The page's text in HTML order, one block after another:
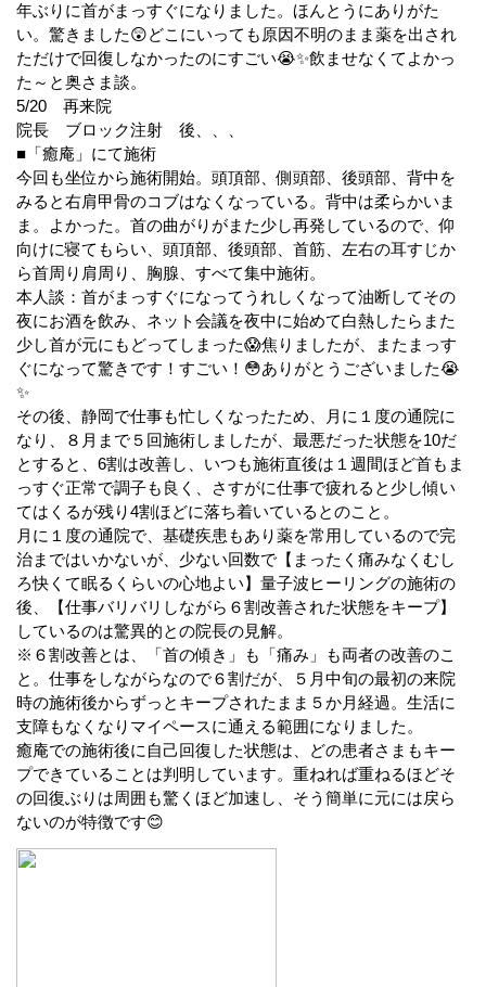
年ぶりに首がまっすぐになりました。ほんとうにありがた
い。驚きました😲どこにいっても原因不明のまま薬を出され
ただけで回復しなかったのにすごい😭✨飲ませなくてよかっ
た～と奥さま談。
5/20 再来院
院長 ブロック注射 後、、、
■「癒庵」にて施術
今回も坐位から施術開始。頭頂部、側頭部、後頭部、背中を
みると右肩甲骨のコブはなくなっている。背中は柔らかいま
ま。よかった。首の曲がりがまた少し再発しているので、仰
向けに寝てもらい、頭頂部、後頭部、首筋、左右の耳すじか
ら首周り肩周り、胸腺、すべて集中施術。
本人談：首がまっすぐになってうれしくなって油断してその
夜にお酒を飲み、ネット会議を夜中に始めて白熱したらまた
少し首が元にもどってしまった😱焦りましたが、またまっす
ぐになって驚きです！すごい！😳ありがとうございました😭
✨
その後、静岡で仕事も忙しくなったため、月に１度の通院に
なり、８月まで５回施術しましたが、最悪だった状態を10だ
とすると、6割は改善し、いつも施術直後は１週間ほど首もま
っすぐ正常で調子も良く、さすがに仕事で疲れると少し傾い
てはくるが残り4割ほどに落ち着いているとのこと。
月に１度の通院で、基礎疾患もあり薬を常用しているので完
治まではいかないが、少ない回数で【まったく痛みなくむし
ろ快くて眠るくらいの心地よい】量子波ヒーリングの施術の
後、【仕事バリバリしながら６割改善された状態をキープ】
しているのは驚異的との院長の見解。
※６割改善とは、「首の傾き」も「痛み」も両者の改善のこ
と。仕事をしながらなので６割だが、５月中旬の最初の来院
時の施術後からずっとキープされたまま５か月経過。生活に
支障もなくなりマイペースに通える範囲になりました。
癒庵での施術後に自己回復した状態は、どの患者さまもキー
プできていることは判明しています。重ねれば重ねるほどそ
の回復ぶりは周囲も驚くほど加速し、そう簡単に元には戻ら
ないのが特徴です😊